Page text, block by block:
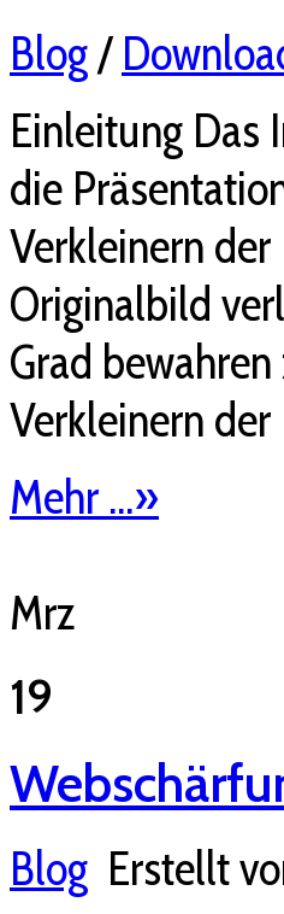
Blog/
Einleitung Das
die
Verkleinern
Originalbild
Grad
Verkleinern
Mehr ...»
Mrz
19
Blog Erstellt